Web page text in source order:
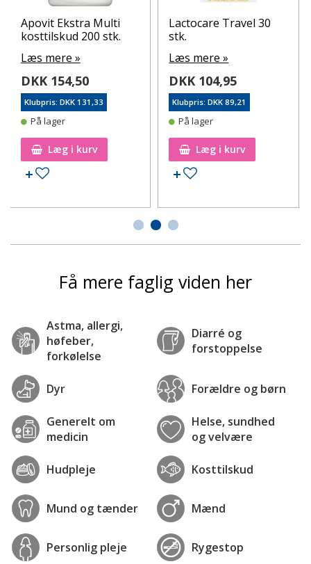
Apovit Ekstra Multi
kosttilskud 200 stk.
Læs mere »
DKK 154,50
Klubpris: DKK 131,33
På lager
Læg i kurv
Tilføj til ønskeseddel
Lactocare Travel 30
stk.
Læs mere »
DKK 104,95
Klubpris: DKK 89,21
På lager
Læg i kurv
Tilføj til ønskeseddel
Få mere faglig viden her
Astma, allergi,
høfeber,
forkølelse
Diarré og
forstoppelse
Dyr Forældre og børn
Generelt om
medicin
Helse, sundhed
og velvære
Hudpleje Kosttilskud
Mund og tænder Mænd
Personlig pleje Rygestop